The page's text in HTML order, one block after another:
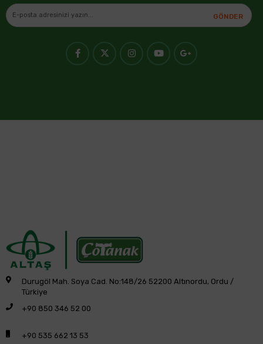
GÖNDER
Durugöl Mah. Soya Cad. No:148/26 52200 Altınordu, Ordu /
Türkiye
+90 850 346 52 00
+90 535 662 13 53